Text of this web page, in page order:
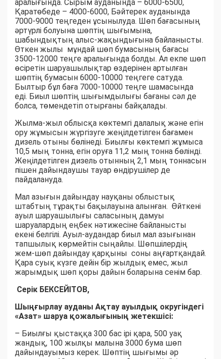
аралығында. Сырым ауданында – 6000-6500,
Қаратөбеде – 4000-6000, Бәйтерек ауданында
7000-9000 теңгеден ұсынылуда. Шөп бағасының
әртүрлі болуына шөптің шығымына,
шабындықтың алыс-жақындығына байланысты.
Өткен жылы мұндай шөп бумасының бағасы
3500-12000 теңге аралығында болды. Ал екпе шөп
өсіретін шаруашылықтар өздерінен артылған
шөптің бумасын 6000-10000 теңгеге сатуда.
Былтыр бұл баға 7000-10000 теңге шамасында
еді. Биыл шөптің шығымдылығы бағаны сәл де
болса, төмендетіп отырғаны байқалады.
Жылма-жыл облысқа көктемгі далалық және егін
ору жұмысын жүргізуге жеңілдетілген бағамен
дизель отыны бөлінеді. Биылғы көктемгі жұмыса
10,5 мың тонна, егін оруға 11,2 мың тонна бөлінді.
Жеңілдетілген дизель отынның 2,1 мың тоннасын
пішен дайындаушы тауар өндірушілер де
пайдалануда.
Мал азығын дайындау науқаны облыстық
штабтың тұрақты бақылауына алынған. Өйткені
ауыл шаруашылығы саласының дамуы
шаруалардың еңбек нәтижесіне байланысты
екені белгілі. Ауыл-аудандар биыл мал азығынан
тапшылық көрмейтін сыңайлы. Шөпшілердің
жем-шөп дайындау қарқыны соны аңғартқандай.
Қара суық күзге дейін бір жылдық емес, жыл
жарымдық шөп қоры дайын боларына сенім бар.
Серік БЕКСЕЙІТОВ,
Шыңғырлау ауданы Ақтау ауылдық округіндегі
«Азат» шаруа қожалығының жетекшісі:
– Биылғы қыстаққа 300 бас ірі қара, 500 уақ
жандық, 100 жылқы малына 3000 бума шөп
дайындауымыз керек. Шөптің шығымы әр